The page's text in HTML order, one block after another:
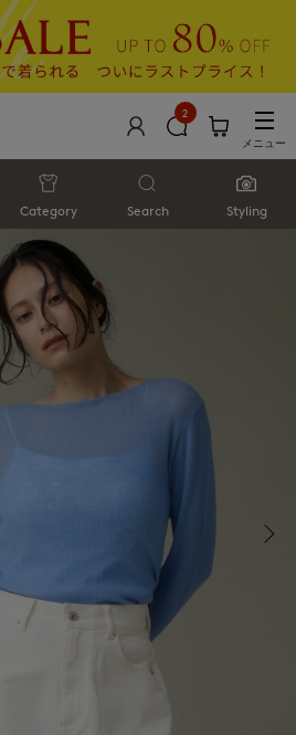
2
メニュー
Category Search Styling